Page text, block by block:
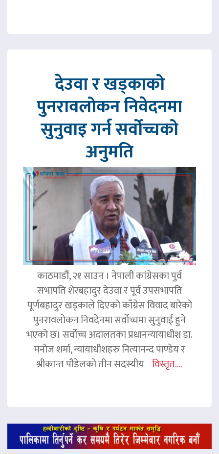
देउवा र खड्काको
पुनरावलोकन निवेदनमा
सुनुवाइ गर्न सर्वोच्चको
अनुमति
काठमाडौं, २१ साउन । नेपाली कांग्रेसका पुर्व
सभापति शेरबहादुर देउवा र पूर्व उपसभापति
पूर्णबहादुर खड्काले दिएको काँग्रेस विवाद बारेको
पुनरावलोकन निवदेनमा सर्वोच्चमा सुनुवाई हुने
भएको छ। सर्वोच्च अदालतका प्रधानन्यायाधीश डा.
मनोज शर्मा, न्यायाधीशहरु नित्यानन्द पाण्डेय र
श्रीकान्त पौडेलको तीन सदस्यीय विस्तृत....